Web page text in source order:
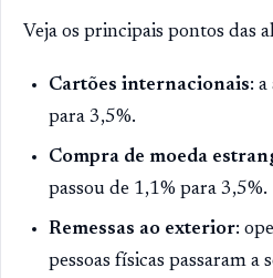
Veja os principais pontos das
Cartões internacionais:
para 3,5%.
Compra de moeda
passou de 1,1% para 3,5%.
Remessas ao exterior:
pessoas físicas passaram